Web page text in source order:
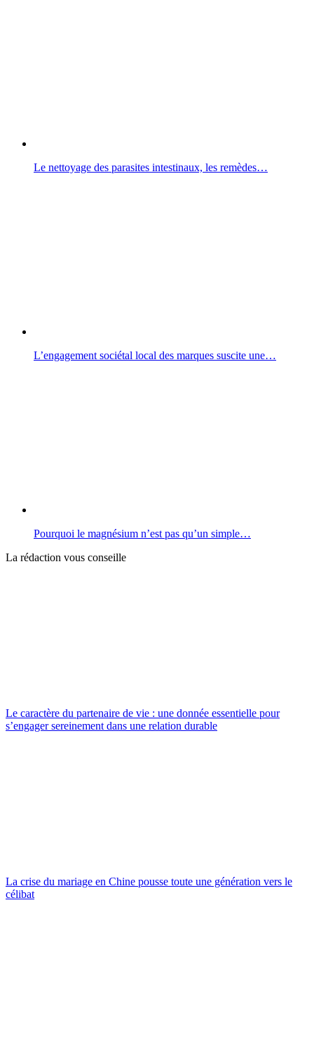
Le nettoyage des parasites intestinaux, les remèdes…
L’engagement sociétal local des marques suscite une…
Pourquoi le magnésium n’est pas qu’un simple…
La rédaction vous conseille
Le caractère du partenaire de vie : une donnée essentielle pour
s’engager sereinement dans une relation durable
La crise du mariage en Chine pousse toute une génération vers le
célibat